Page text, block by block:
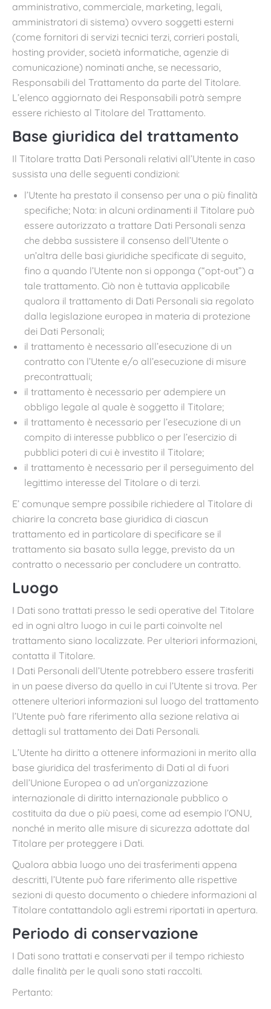
amministrativo, commerciale, marketing, legali,
amministratori di sistema) ovvero soggetti esterni
(come fornitori di servizi tecnici terzi, corrieri postali,
hosting provider, società informatiche, agenzie di
comunicazione) nominati anche, se necessario,
Responsabili del Trattamento da parte del Titolare.
L’elenco aggiornato dei Responsabili potrà sempre
essere richiesto al Titolare del Trattamento.
Base giuridica del trattamento
Il Titolare tratta Dati Personali relativi all’Utente in caso
sussista una delle seguenti condizioni:
l’Utente ha prestato il consenso per una o più finalità
specifiche; Nota: in alcuni ordinamenti il Titolare può
essere autorizzato a trattare Dati Personali senza
che debba sussistere il consenso dell’Utente o
un’altra delle basi giuridiche specificate di seguito,
fino a quando l’Utente non si opponga (“opt-out”) a
tale trattamento. Ciò non è tuttavia applicabile
qualora il trattamento di Dati Personali sia regolato
dalla legislazione europea in materia di protezione
dei Dati Personali;
il trattamento è necessario all’esecuzione di un
contratto con l’Utente e/o all’esecuzione di misure
precontrattuali;
il trattamento è necessario per adempiere un
obbligo legale al quale è soggetto il Titolare;
il trattamento è necessario per l’esecuzione di un
compito di interesse pubblico o per l’esercizio di
pubblici poteri di cui è investito il Titolare;
il trattamento è necessario per il perseguimento del
legittimo interesse del Titolare o di terzi.
E’ comunque sempre possibile richiedere al Titolare di
chiarire la concreta base giuridica di ciascun
trattamento ed in particolare di specificare se il
trattamento sia basato sulla legge, previsto da un
contratto o necessario per concludere un contratto.
Luogo
I Dati sono trattati presso le sedi operative del Titolare
ed in ogni altro luogo in cui le parti coinvolte nel
trattamento siano localizzate. Per ulteriori informazioni,
contatta il Titolare.
I Dati Personali dell’Utente potrebbero essere trasferiti
in un paese diverso da quello in cui l’Utente si trova. Per
ottenere ulteriori informazioni sul luogo del trattamento
l’Utente può fare riferimento alla sezione relativa ai
dettagli sul trattamento dei Dati Personali.
L’Utente ha diritto a ottenere informazioni in merito alla
base giuridica del trasferimento di Dati al di fuori
dell’Unione Europea o ad un’organizzazione
internazionale di diritto internazionale pubblico o
costituita da due o più paesi, come ad esempio l’ONU,
nonché in merito alle misure di sicurezza adottate dal
Titolare per proteggere i Dati.
Qualora abbia luogo uno dei trasferimenti appena
descritti, l’Utente può fare riferimento alle rispettive
sezioni di questo documento o chiedere informazioni al
Titolare contattandolo agli estremi riportati in apertura.
Periodo di conservazione
I Dati sono trattati e conservati per il tempo richiesto
dalle finalità per le quali sono stati raccolti.
Pertanto: